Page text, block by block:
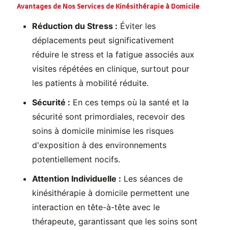
Avantages de Nos Services de Kinésithérapie à Domicile
Réduction du Stress : Éviter les
déplacements peut significativement
réduire le stress et la fatigue associés aux
visites répétées en clinique, surtout pour
les patients à mobilité réduite.
Sécurité : En ces temps où la santé et la
sécurité sont primordiales, recevoir des
soins à domicile minimise les risques
d'exposition à des environnements
potentiellement nocifs.
Attention Individuelle : Les séances de
kinésithérapie à domicile permettent une
interaction en tête-à-tête avec le
thérapeute, garantissant que les soins sont